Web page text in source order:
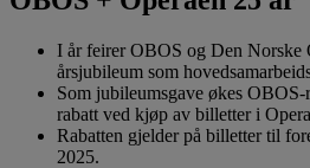
I år feirer OBOS og Den Norske
årsjubileum som
Som jubileumsgave økes
rabatt ved kjøp av billetter i
Rabatten gjelder på billetter til
2025.